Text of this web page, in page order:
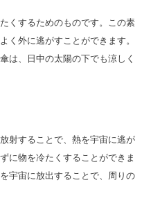
くするためのものです。この素
く外に逃がすことができます。
は、日中の太陽の下でも涼しく
射することで、熱を宇宙に逃が
に物を冷たくすることができま
宇宙に放出することで、周りの